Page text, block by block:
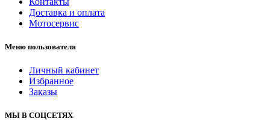
Доставка и оплата
Мотосервис
Меню пользователя
Личный кабинет
Избранное
Заказы
МЫ В СОЦСЕТЯХ